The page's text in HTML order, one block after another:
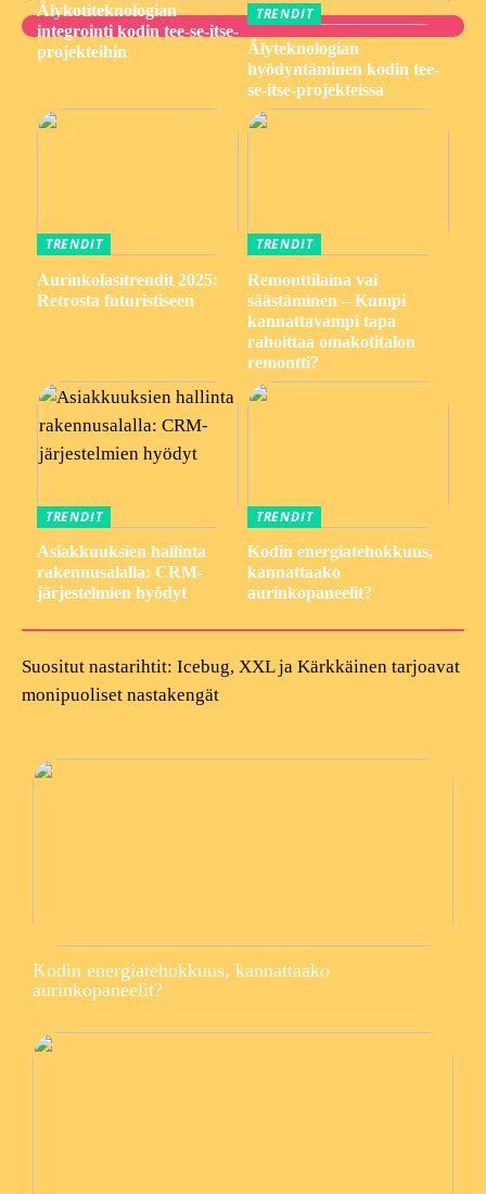
Älykotiteknologian
integrointi kodin tee-se-itse-
projekteihin
TRENDIT
Älyteknologian
hyödyntäminen kodin tee-
se-itse-projekteissa
TRENDIT
Aurinkolasitrendit 2025:
Retrosta futuristiseen
TRENDIT
Remonttilaina vai
säästäminen – Kumpi
kannattavampi tapa
rahoittaa omakotitalon
remontti?
TRENDIT
Asiakkuuksien hallinta
rakennusalalla: CRM-
järjestelmien hyödyt
TRENDIT
Kodin energiatehokkuus,
kannattaako
aurinkopaneelit?
Suositut nastarihtit: Icebug, XXL ja Kärkkäinen tarjoavat
monipuoliset nastakengät
Kodin energiatehokkuus, kannattaako
aurinkopaneelit?